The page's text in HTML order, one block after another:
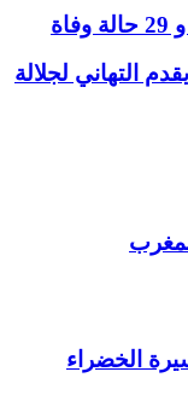
الالكترونية# فاس 24# يقدم التهاني لجلالة